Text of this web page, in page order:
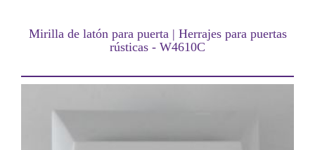
Mirilla de latón para puerta | Herrajes para puertas
rústicas - W4610C